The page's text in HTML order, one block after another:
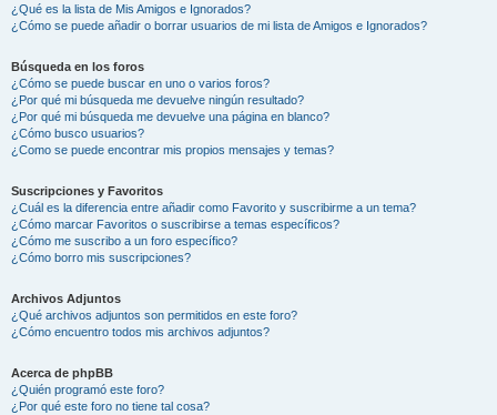
¿Qué es la lista de Mis Amigos e Ignorados?
¿Cómo se puede añadir o borrar usuarios de mi lista de Amigos e Ignorados?
Búsqueda en los foros
¿Cómo se puede buscar en uno o varios foros?
¿Por qué mi búsqueda me devuelve ningún resultado?
¿Por qué mi búsqueda me devuelve una página en blanco?
¿Cómo busco usuarios?
¿Como se puede encontrar mis propios mensajes y temas?
Suscripciones y Favoritos
¿Cuál es la diferencia entre añadir como Favorito y suscribirme a un tema?
¿Cómo marcar Favoritos o suscribirse a temas específicos?
¿Cómo me suscribo a un foro específico?
¿Cómo borro mis suscripciones?
Archivos Adjuntos
¿Qué archivos adjuntos son permitidos en este foro?
¿Cómo encuentro todos mis archivos adjuntos?
Acerca de phpBB
¿Quién programó este foro?
¿Por qué este foro no tiene tal cosa?